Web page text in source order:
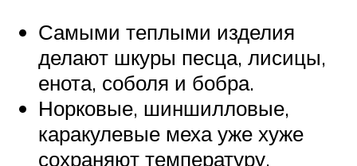
Самыми теплыми изделия
делают шкуры песца, лисицы,
енота, соболя и бобра.
Норковые, шиншилловые,
каракулевые меха уже хуже
сохраняют температуру.